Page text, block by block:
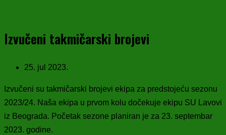
Izvučeni takmičarski brojevi
25. jul 2023.
Izvučeni su takmičarski brojevi ekipa za predstojeću sezonu
2023/24. Naša ekipa u prvom kolu dočekuje ekipu SU Lavovi
iz Beograda. Početak sezone planiran je za 23. septembar
2023. godine.